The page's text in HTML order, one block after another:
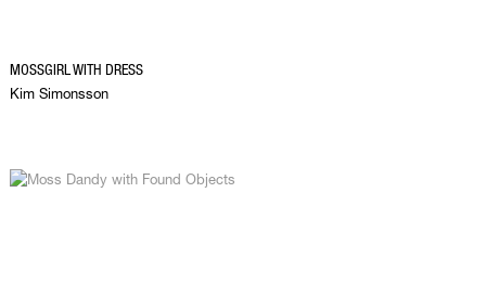
MOSSGIRL WITH DRESS
Kim Simonsson